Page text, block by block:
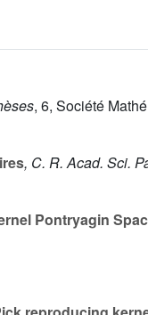
, 6, Société
, C. R. Acad. Sci.
Pontryagin